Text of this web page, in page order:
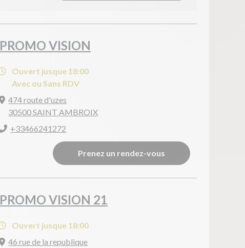
PROMO VISION
Ouvert jusque 18:00
Avec ou Sans RDV
474 route d'uzes
30500 SAINT AMBROIX
+33466241272
Prenez un rendez-vous
PROMO VISION 21
Ouvert jusque 18:00
46 rue de la republique
Indispensable pour piloter notre site
Google Maps
Affiche les cartes personnalisées
Consentements certifiés par
Continuer sans accepter